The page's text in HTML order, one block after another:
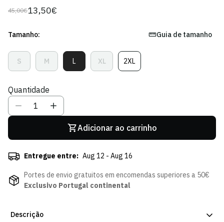
Preço
45,00€
Preço
venda
13,50€
Tamanho: Guia de tamanho
SVariante
Esgotada
Indisponível
MVariante
Esgotada
Indisponível
LVariante
Esgotada
XL
Variante
Esgotada
2XLVariante
Esgotada
Quantidade
Adicionar ao carrinho
Entregue entre: Aug 12 - Aug 16
Portes de envio gratuitos em encomendas superiores a 50€
Exclusivo Portugal continental
Descrição